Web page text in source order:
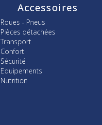
Accessoires
Roues - Pneus
Pièces détachées
Transport
Confort
Sécurité
Equipements
Nutrition